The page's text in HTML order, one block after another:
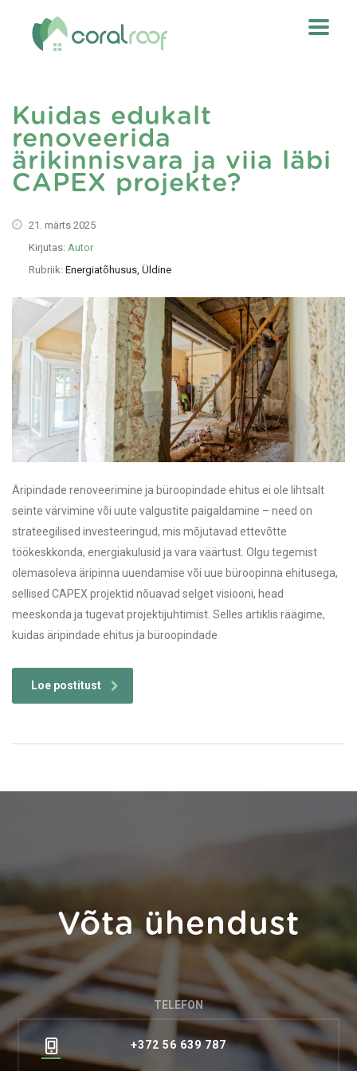
Kuidas edukalt
renoveerida
ärikinnisvara ja viia läbi
CAPEX projekte?
21. märts 2025
Kirjutas: Autor
Rubriik: Energiatõhusus, Üldine
Äripindade renoveerimine ja büroopindade ehitus ei ole lihtsalt
seinte värvimine või uute valgustite paigaldamine – need on
strateegilised investeeringud, mis mõjutavad ettevõtte
töökeskkonda, energiakulusid ja vara väärtust. Olgu tegemist
olemasoleva äripinna uuendamise või uue büroopinna ehitusega,
sellised CAPEX projektid nõuavad selget visiooni, head
meeskonda ja tugevat projektijuhtimist. Selles artiklis räägime,
kuidas äripindade ehitus ja büroopindade
Loe postitust
Võta ühendust
TELEFON
+372 56 639 787